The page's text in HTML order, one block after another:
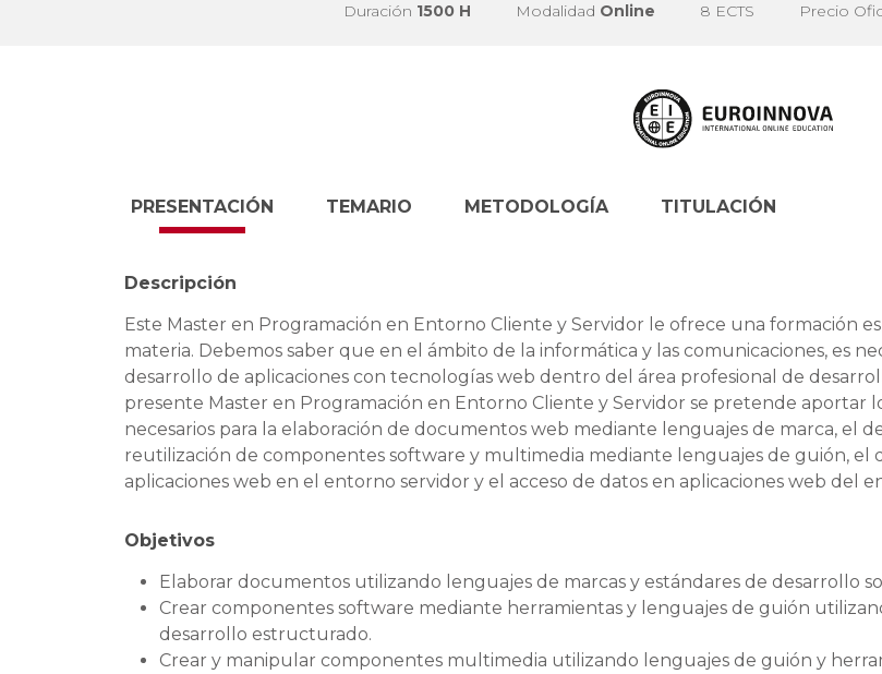
Duración 1500 H Modalidad Online 8 ECTS Precio
PRESENTACIÓN
Descripción
Este Master en Programación en Entorno Cliente y Servidor le ofrece una formación
materia. Debemos saber que en el ámbito de la informática y las comunicaciones, es
desarrollo de aplicaciones con tecnologías web dentro del área profesional de
presente Master en Programación en Entorno Cliente y Servidor se pretende aportar
necesarios para la elaboración de documentos web mediante lenguajes de marca, el
reutilización de componentes software y multimedia mediante lenguajes de guión, el
aplicaciones web en el entorno servidor y el acceso de datos en aplicaciones web del
Objetivos
Elaborar documentos utilizando lenguajes de marcas y estándares de desarrollo
Crear componentes software mediante herramientas y lenguajes de guión
desarrollo estructurado.
Crear y manipular componentes multimedia utilizando lenguajes de guión y
TEMARIO METODOLOGÍA TITULACIÓN